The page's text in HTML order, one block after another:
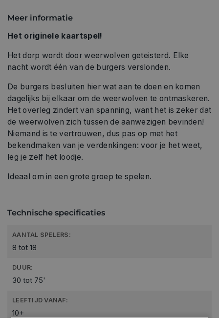
Meer informatie
Het originele kaartspel!
Het dorp wordt door weerwolven geteisterd. Elke
nacht wordt één van de burgers verslonden.
De burgers besluiten hier wat aan te doen en komen
dagelijks bij elkaar om de weerwolven te ontmaskeren.
Het overleg zindert van spanning, want het is zeker dat
de weerwolven zich tussen de aanwezigen bevinden!
Niemand is te vertrouwen, dus pas op met het
bekendmaken van je verdenkingen: voor je het weet,
leg je zelf het loodje.
Ideaal om in een grote groep te spelen.
Technische specificaties
AANTAL SPELERS:
8 tot 18
DUUR:
30 tot 75'
LEEFTIJD VANAF:
10+